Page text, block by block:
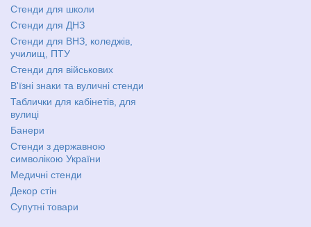
Стенди для школи
Стенди для ДНЗ
Стенди для ВНЗ, коледжів,
училищ, ПТУ
Стенди для військових
В'їзні знаки та вуличні стенди
Таблички для кабінетів, для
вулиці
Банери
Стенди з державною
символікою України
Медичні стенди
Декор стін
Супутні товари